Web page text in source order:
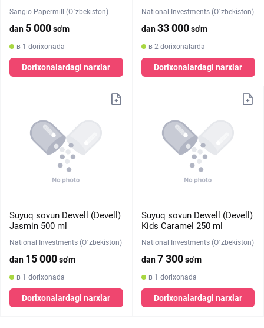
Sangio Papermill (O`zbekiston)
dan 5 000so'm
в 1 dorixonada
Dorixonalardagi narxlar
National Investments (O`zbekiston)
dan33 000so'm
в 2 dorixonalarda
Dorixonalardagi narxlar
Suyuq sovun Dewell (Devell)
Jasmin 500 ml
National Investments (O`zbekiston)
dan 15 000so'm
в 1 dorixonada
Dorixonalardagi narxlar
Suyuq sovun Dewell (Devell)
Kids Caramel 250 ml
National Investments (O`zbekiston)
dan7 300so'm
в 1 dorixonada
Dorixonalardagi narxlar